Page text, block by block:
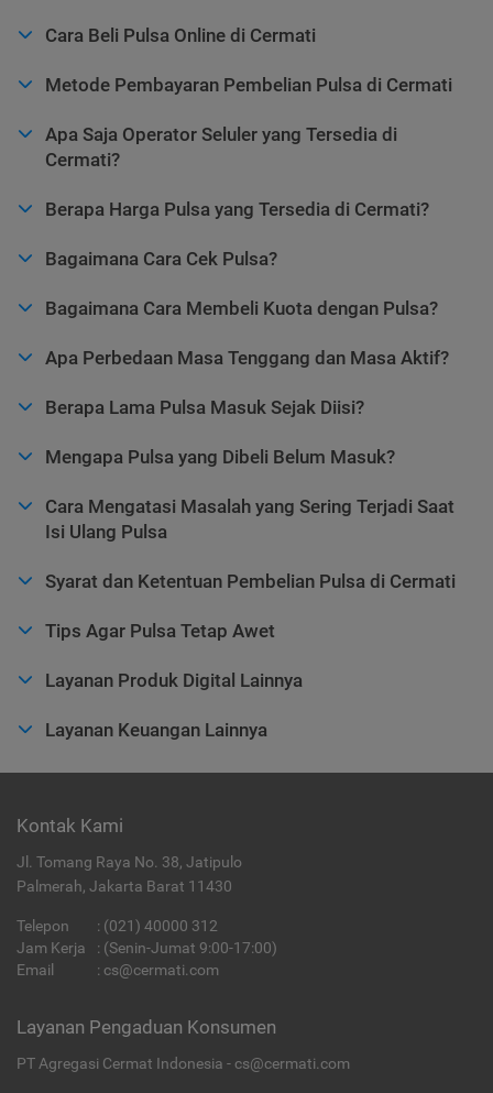
Cara Beli Pulsa Online di Cermati
Metode Pembayaran Pembelian Pulsa di Cermati
Apa Saja Operator Seluler yang Tersedia di
Cermati?
Berapa Harga Pulsa yang Tersedia di Cermati?
Bagaimana Cara Cek Pulsa?
Bagaimana Cara Membeli Kuota dengan Pulsa?
Apa Perbedaan Masa Tenggang dan Masa Aktif?
Berapa Lama Pulsa Masuk Sejak Diisi?
Mengapa Pulsa yang Dibeli Belum Masuk?
Cara Mengatasi Masalah yang Sering Terjadi Saat
Isi Ulang Pulsa
Syarat dan Ketentuan Pembelian Pulsa di Cermati
Tips Agar Pulsa Tetap Awet
Layanan Produk Digital Lainnya
Layanan Keuangan Lainnya
Kontak Kami
Jl. Tomang Raya No. 38, Jatipulo
Palmerah, Jakarta Barat 11430
Telepon : (021) 40000 312
Jam Kerja
: (Senin-Jumat 9:00-17:00)
Email
: cs@cermati.com
Layanan Pengaduan Konsumen
PT Agregasi Cermat Indonesia - cs@cermati.com